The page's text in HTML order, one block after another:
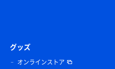
グッズ
オンラインストア